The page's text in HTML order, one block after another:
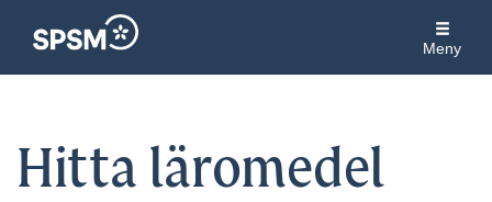
Meny
Hitta läromedel